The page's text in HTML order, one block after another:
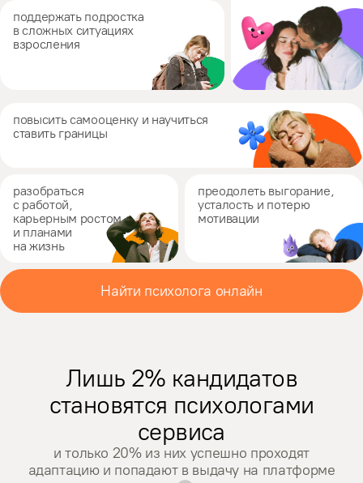
поддержать подростка
в сложных ситуациях
взросления
повысить самооценку и научиться
ставить границы
разобраться
с работой,
карьерным ростом
и планами
на жизнь
преодолеть выгорание,
усталость и потерю
мотивации
Найти психолога онлайн
Лишь 2% кандидатов
становятся психологами
сервиса
и только 20% из них успешно проходят
адаптацию и попадают в выдачу на платформе